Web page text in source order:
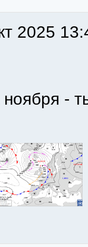
2025
ноября -